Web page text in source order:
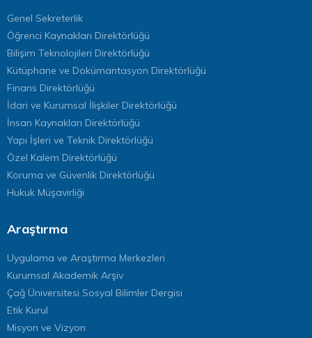
Genel Sekreterlik
Öğrenci Kaynakları Direktörlüğü
Bilişim Teknolojileri Direktörlüğü
Kütüphane ve Dokümantasyon Direktörlüğü
Finans Direktörlüğü
İdari ve Kurumsal İlişkiler Direktörlüğü
İnsan Kaynakları Direktörlüğü
Yapı İşleri ve Teknik Direktörlüğü
Özel Kalem Direktörlüğü
Koruma ve Güvenlik Direktörlüğü
Hukuk Müşavirliği
Araştırma
Uygulama ve Araştırma Merkezleri
Kurumsal Akademik Arşiv
Çağ Üniversitesi Sosyal Bilimler Dergisi
Etik Kurul
Misyon ve Vizyon